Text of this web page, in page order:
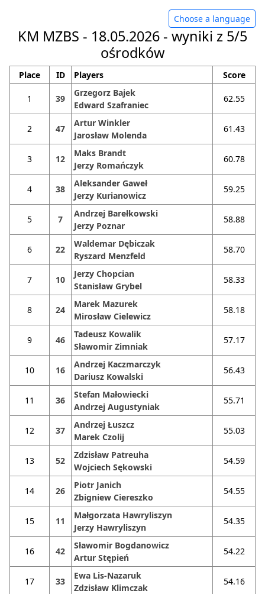
Choose a language
KM MZBS - 18.05.2026 - wyniki z 5/5
ośrodków
Place ID Players Score
1 39
Grzegorz Bajek
Edward Szafraniec
62.55
2 47
Artur Winkler
Jarosław Molenda
61.43
3 12
Maks Brandt
Jerzy Romańczyk
60.78
4 38
Aleksander Gaweł
Jerzy Kurianowicz
59.25
5 7
Andrzej Barełkowski
Jerzy Poznar
58.88
6 22
Waldemar Dębiczak
Ryszard Menzfeld
58.70
7 10
Jerzy Chopcian
Stanisław Grybel
58.33
8 24
Marek Mazurek
Mirosław Cielewicz
58.18
9 46
Tadeusz Kowalik
Sławomir Zimniak
57.17
10 16
Andrzej Kaczmarczyk
Dariusz Kowalski
56.43
11 36
Stefan Małowiecki
Andrzej Augustyniak
55.71
12 37
Andrzej Łuszcz
Marek Czolij
55.03
13 52
Zdzisław Patreuha
Wojciech Sękowski
54.59
14 26
Piotr Janich
Zbigniew Ciereszko
54.55
15 11
Małgorzata Hawryliszyn
Jerzy Hawryliszyn
54.35
16 42
Sławomir Bogdanowicz
Artur Stępień
54.22
17 33
Ewa Lis-Nazaruk
Zdzisław Klimczak
54.16